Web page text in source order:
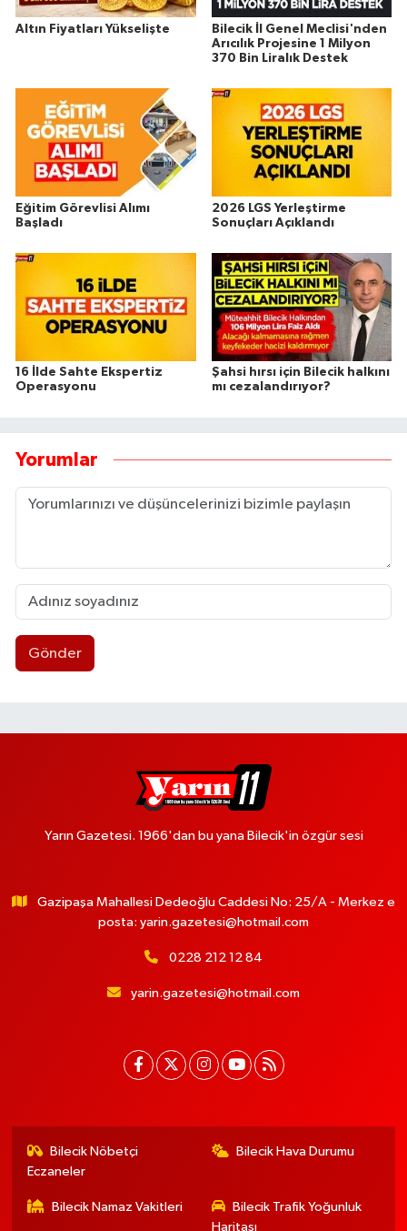
Altın Fiyatları Yükselişte
Bilecik İl Genel Meclisi'nden
Arıcılık Projesine 1 Milyon
370 Bin Liralık Destek
Eğitim Görevlisi Alımı
Başladı
2026 LGS Yerleştirme
Sonuçları Açıklandı
16 İlde Sahte Ekspertiz
Operasyonu
Şahsi hırsı için Bilecik halkını
mı cezalandırıyor?
Yorumlar
Gönder
Yarın Gazetesi. 1966'dan bu yana Bilecik'in özgür sesi
Gazipaşa Mahallesi Dedeoğlu Caddesi No: 25/A - Merkez e
posta: yarin.gazetesi@hotmail.com
0228 212 12 84
yarin.gazetesi@hotmail.com
Bilecik Nöbetçi
Eczaneler
Bilecik Hava Durumu
Bilecik Namaz Vakitleri
Bilecik Trafik Yoğunluk
Haritası